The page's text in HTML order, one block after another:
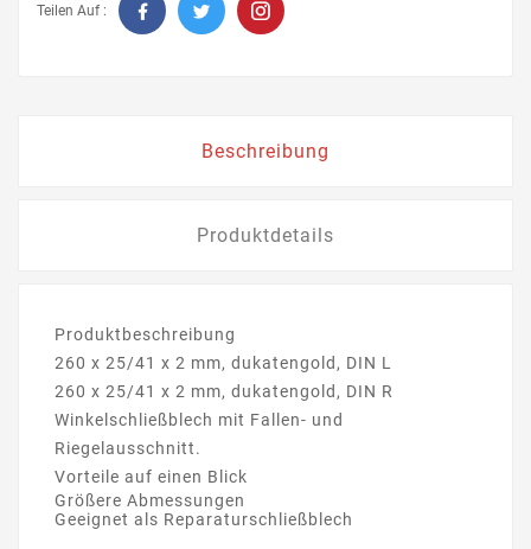
Teilen Auf :
Beschreibung
Produktdetails
Produktbeschreibung
260 x 25/41 x 2 mm, dukatengold, DIN L
260 x 25/41 x 2 mm, dukatengold, DIN R
Winkelschließblech mit Fallen- und
Riegelausschnitt.
Vorteile auf einen Blick
Größere Abmessungen
Geeignet als Reparaturschließblech